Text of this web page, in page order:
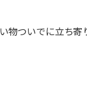
物ついでに立ち寄